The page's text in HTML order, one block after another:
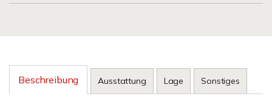
Beschreibung Ausstattung Lage Sonstiges